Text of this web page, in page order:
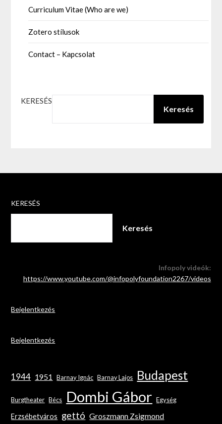
Curriculum Vitae (Who are we)
Zotero stílusok
Contact – Kapcsolat
KERESÉS
Keresés
KERESÉS
Keresés
Infopoly videók:
https://www.youtube.com/@infopolyfoundation2267/videos
Bejelentkezés
Bejelentkezés
1944 1951 Barnay Ignác Barnay Lajos Budapest
Burgtheater Bécs Dombi Gábor Egység
Erzsébetváros gettó Groszmann Zsigmond